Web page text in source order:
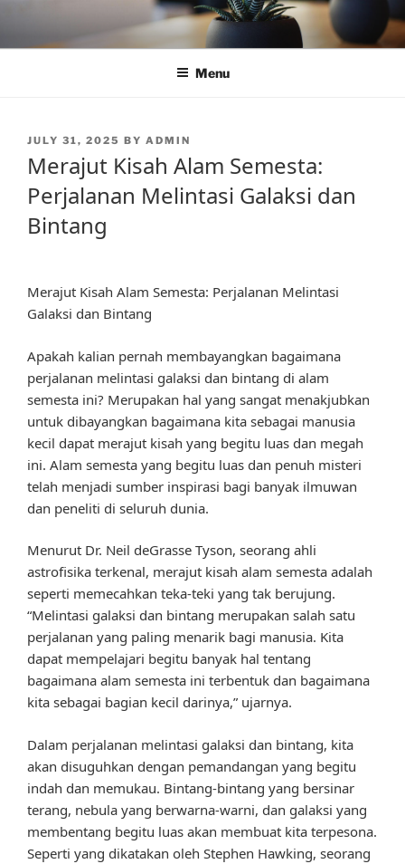
content
Menu
POSTED
JULY 31, 2025 BY ADMIN
Merajut Kisah Alam Semesta:
Perjalanan Melintasi Galaksi dan
Bintang
Merajut Kisah Alam Semesta: Perjalanan Melintasi
Galaksi dan Bintang
Apakah kalian pernah membayangkan bagaimana
perjalanan melintasi galaksi dan bintang di alam
semesta ini? Merupakan hal yang sangat menakjubkan
untuk dibayangkan bagaimana kita sebagai manusia
kecil dapat merajut kisah yang begitu luas dan megah
ini. Alam semesta yang begitu luas dan penuh misteri
telah menjadi sumber inspirasi bagi banyak ilmuwan
dan peneliti di seluruh dunia.
Menurut Dr. Neil deGrasse Tyson, seorang ahli
astrofisika terkenal, merajut kisah alam semesta adalah
seperti memecahkan teka-teki yang tak berujung.
“Melintasi galaksi dan bintang merupakan salah satu
perjalanan yang paling menarik bagi manusia. Kita
dapat mempelajari begitu banyak hal tentang
bagaimana alam semesta ini terbentuk dan bagaimana
kita sebagai bagian kecil darinya,” ujarnya.
Dalam perjalanan melintasi galaksi dan bintang, kita
akan disuguhkan dengan pemandangan yang begitu
indah dan memukau. Bintang-bintang yang bersinar
terang, nebula yang berwarna-warni, dan galaksi yang
membentang begitu luas akan membuat kita terpesona.
Seperti yang dikatakan oleh Stephen Hawking, seorang